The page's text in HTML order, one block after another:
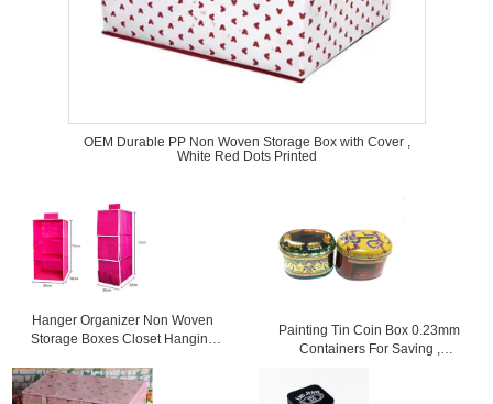
OEM Durable PP Non Woven Storage Box with Cover ,
White Red Dots Printed
Hanger Organizer Non Woven
Storage Boxes Closet Hanging
Painting Tin Coin Box 0.23mm
Containers For Saving ,